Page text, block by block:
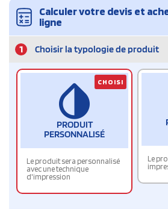
Calculer votre devis et
ligne
1 Choisir la typologie de produit
PRODUIT
PERSONNALISÉ
Le produit sera personnalisé
avec une technique
d'impression
CHOISI
Le